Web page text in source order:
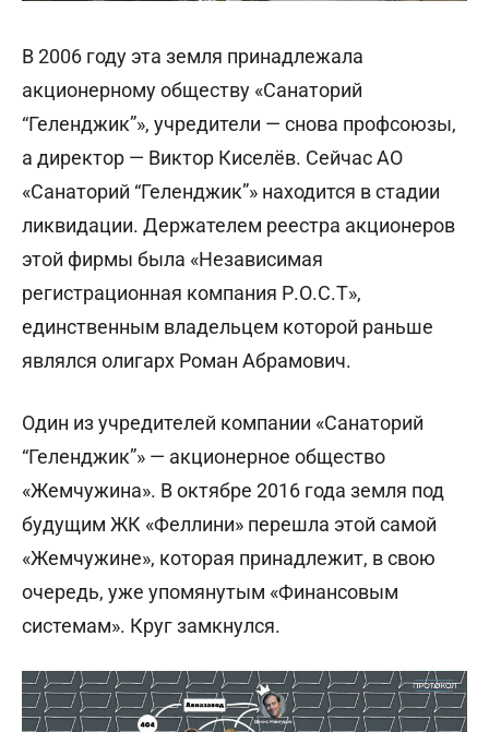
В 2006 году эта земля принадлежала
акционерному обществу «Санаторий
“Геленджик”», учредители — снова профсоюзы,
а директор — Виктор Киселёв. Сейчас АО
«Санаторий “Геленджик”» находится в стадии
ликвидации. Держателем реестра акционеров
этой фирмы была «Независимая
регистрационная компания Р.О.С.Т»,
единственным владельцем которой раньше
являлся олигарх Роман Абрамович.
Один из учредителей компании «Санаторий
“Геленджик”» — акционерное общество
«Жемчужина». В октябре 2016 года земля под
будущим ЖК «Феллини» перешла этой самой
«Жемчужине», которая принадлежит, в свою
очередь, уже упомянутым «Финансовым
системам». Круг замкнулся.